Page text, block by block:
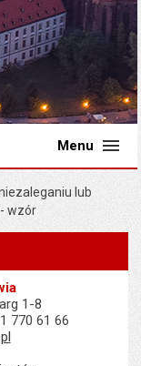
Menu
lub
wzór
1-8
770 61 66